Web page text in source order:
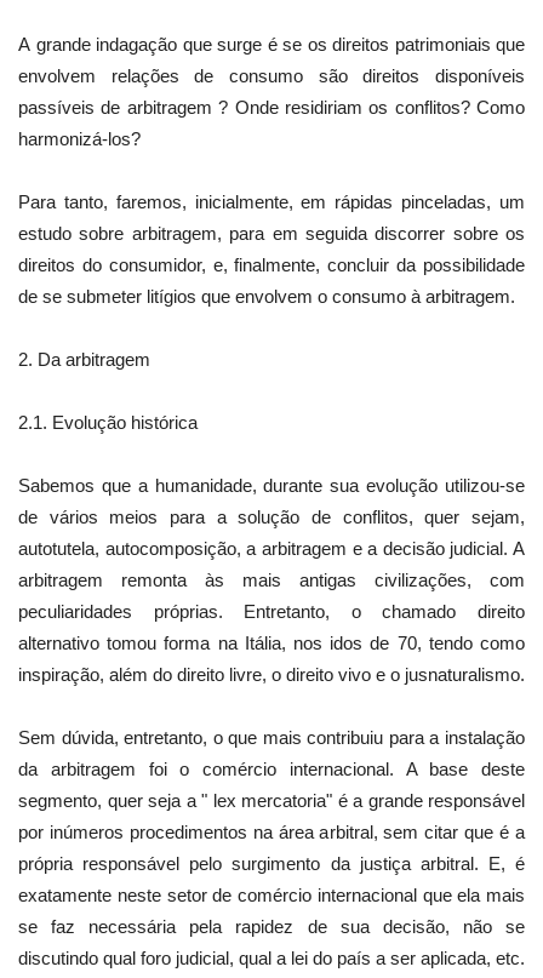
A grande indagação que surge é se os direitos patrimoniais que
envolvem relações de consumo são direitos disponíveis
passíveis de arbitragem ? Onde residiriam os conflitos? Como
harmonizá-los?
Para tanto, faremos, inicialmente, em rápidas pinceladas, um
estudo sobre arbitragem, para em seguida discorrer sobre os
direitos do consumidor, e, finalmente, concluir da possibilidade
de se submeter litígios que envolvem o consumo à arbitragem.
2. Da arbitragem
2.1. Evolução histórica
Sabemos que a humanidade, durante sua evolução utilizou-se
de vários meios para a solução de conflitos, quer sejam,
autotutela, autocomposição, a arbitragem e a decisão judicial. A
arbitragem remonta às mais antigas civilizações, com
peculiaridades próprias. Entretanto, o chamado direito
alternativo tomou forma na Itália, nos idos de 70, tendo como
inspiração, além do direito livre, o direito vivo e o jusnaturalismo.
Sem dúvida, entretanto, o que mais contribuiu para a instalação
da arbitragem foi o comércio internacional. A base deste
segmento, quer seja a " lex mercatoria" é a grande responsável
por inúmeros procedimentos na área arbitral, sem citar que é a
própria responsável pelo surgimento da justiça arbitral. E, é
exatamente neste setor de comércio internacional que ela mais
se faz necessária pela rapidez de sua decisão, não se
discutindo qual foro judicial, qual a lei do país a ser aplicada, etc.